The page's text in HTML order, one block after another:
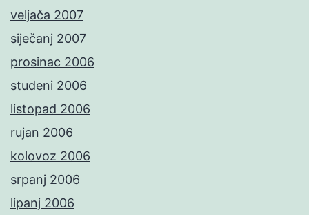
veljača 2007
siječanj 2007
prosinac 2006
studeni 2006
listopad 2006
rujan 2006
kolovoz 2006
srpanj 2006
lipanj 2006